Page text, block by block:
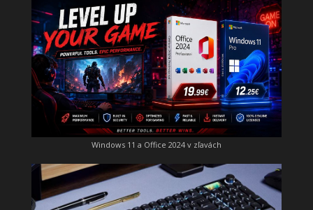
Windows 11 a Office 2024 v zľavách